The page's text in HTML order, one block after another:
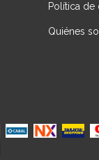
Política
Quiénes